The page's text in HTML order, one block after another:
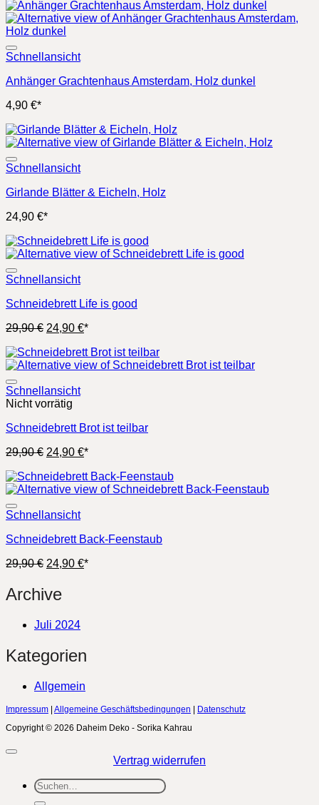
Schnellansicht
Anhänger Grachtenhaus Amsterdam, Holz dunkel
4,90 €*
Schnellansicht
Girlande Blätter & Eicheln, Holz
24,90 €*
Schnellansicht
Schneidebrett Life is good
29,90€ Ursprünglicher
war:
29,90 €
24,90 €Aktueller
ist:
24,90 €.
*
Schnellansicht
Nicht vorrätig
Schneidebrett Brot ist teilbar
29,90€ Ursprünglicher
war:
29,90 €
24,90 €Aktueller
ist:
24,90 €.
*
Schnellansicht
Schneidebrett Back-Feenstaub
29,90€ Ursprünglicher
war:
29,90 €
24,90 €Aktueller
*
Archive
Juli 2024
Kategorien
Allgemein
Impressum Allgemeine Geschäftsbedingungen
Datenschutz
Copyright © 2026 Daheim Deko - Sorika Kahrau
Vertrag widerrufen
Suchen
nach: